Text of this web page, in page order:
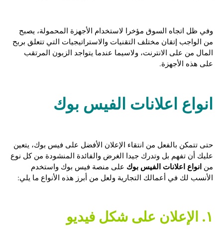
وفي ظل اتجاه السوق مؤخرا لاستخدام الأجهزة المحمولة، يصبح
من الواجب إتقان مختلف التقنيات والاستراتيجيات التي تتعلق بربح
المال من على الانترنت، ولاسيما عندما يتواجد الزبون المرتقب
على هذه الأجهزة.
انواع اعلانات الفيس بوك
حتى تتمكن بالفعل من انتقاء الإعلان الأفضل على فيس بوك، يتعين
عليك أن تفهم بل وتدرك جيدا الغرض والفائدة المنشودة من كل نوع
منانواع اعلانات الفيس بوكعلى منصة فيس بوك واستخدم
الأنسب لك في أعمالك التجارية ولعل من أبرز هذه الأنواع ما يلي: